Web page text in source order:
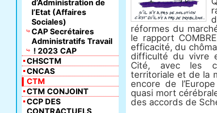
réformes du
le rapport
efficacité, du
difficulté du vivre
Cité, avec les
territoriale et de la
encore de
quasi mort
des accords de
d’Administration de
l’Etat (Affaires
Sociales)
CAP Secrétaires
Administratifs Travail
! 2023 CAP
CHSCTM
CNCAS
CTM
CTM CONJOINT
CCP DES
CONTRACTUELS